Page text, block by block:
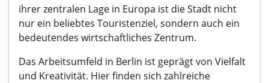
ihrer zentralen Lage in Europa ist die Stadt nicht
nur ein beliebtes Touristenziel, sondern auch ein
bedeutendes wirtschaftliches Zentrum.
Das Arbeitsumfeld in Berlin ist geprägt von Vielfalt
und Kreativität. Hier finden sich zahlreiche